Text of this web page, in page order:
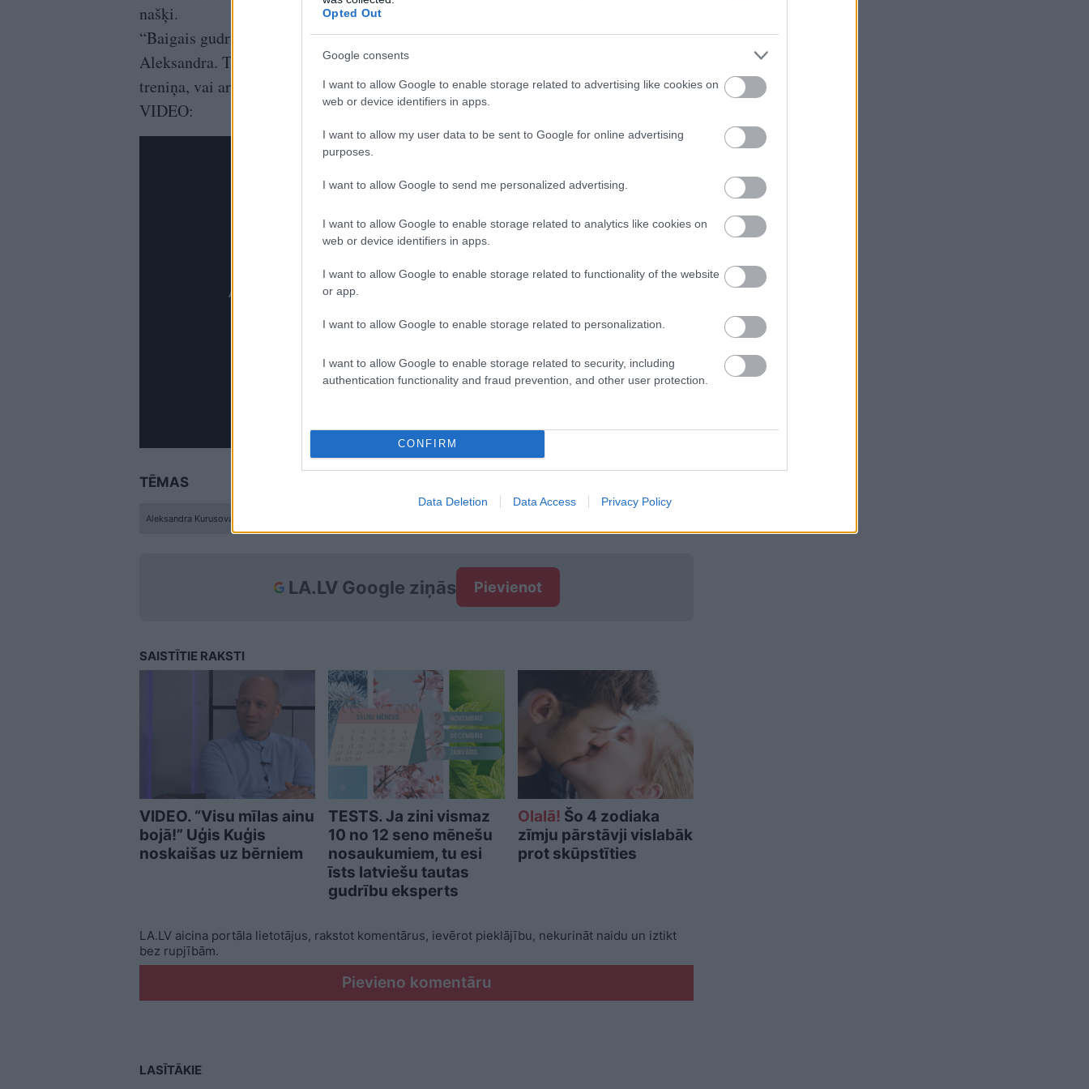
Opted Out
Google consents
I want to allow Google to enable storage related to advertising like cookies on
web or device identifiers in apps.
I want to allow my user data to be sent to Google for online advertising
purposes.
I want to allow Google to send me personalized advertising.
I want to allow Google to enable storage related to analytics like cookies on
web or device identifiers in apps.
I want to allow Google to enable storage related to functionality of the website
or app.
I want to allow Google to enable storage related to personalization.
I want to allow Google to enable storage related to security, including
authentication functionality and fraud prevention, and other user protection.
CONFIRM
Data Deletion Data Access Privacy Policy
našķi.
“Baigais gudrinieks! Brauc man augumā un pats atnāk ar desmit kūkām!” pārmet
Aleksandra. Tikmēr draugs skaidro, ka ir liela atšķirība, vai tās ēd vakarā pēc
treniņa, vai arī pa dienu.
VIDEO:
TĒMAS
Aleksandra Kurusova
LA.LV Google ziņās Pievienot
SAISTĪTIE RAKSTI
VIDEO. “Visu mīlas ainu
bojā!” Uģis Kuģis
noskaišas uz bērniem
TESTS. Ja zini vismaz
10 no 12 seno mēnešu
nosaukumiem, tu esi
īsts latviešu tautas
gudrību eksperts
Olalā! Šo 4 zodiaka
zīmju pārstāvji vislabāk
prot skūpstīties
LA.LV aicina portāla lietotājus, rakstot komentārus, ievērot pieklājību, nekurināt naidu un iztikt
bez rupjībām.
Pievieno komentāru
LASĪTĀKIE